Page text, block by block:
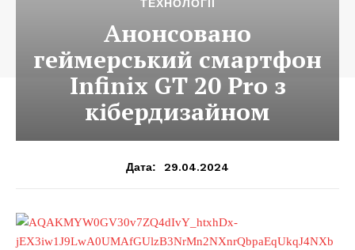
ТЕХНОЛОГІЇ
Анонсовано
геймерський смартфон
Infinix GT 20 Pro з
кібердизайном
Дата: 29.04.2024